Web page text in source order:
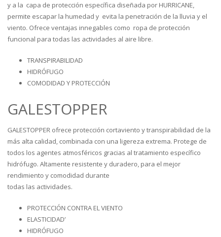
y a la capa de protección específica diseñada por HURRICANE,
permite escapar la humedad y evita la penetración de la lluvia y el
viento. Ofrece ventajas innegables como ropa de protección
funcional para todas las actividades al aire libre.
TRANSPIRABILIDAD
HIDRÓFUGO
COMODIDAD Y PROTECCIÓN
GALESTOPPER
GALESTOPPER ofrece protección cortaviento y transpirabilidad de la
más alta calidad, combinada con una ligereza extrema. Protege de
todos los agentes atmosféricos gracias al tratamiento específico
hidrófugo. Altamente resistente y duradero, para el mejor
rendimiento y comodidad durante
todas las actividades.
PROTECCIÓN CONTRA EL VIENTO
ELASTICIDAD’
HIDRÓFUGO